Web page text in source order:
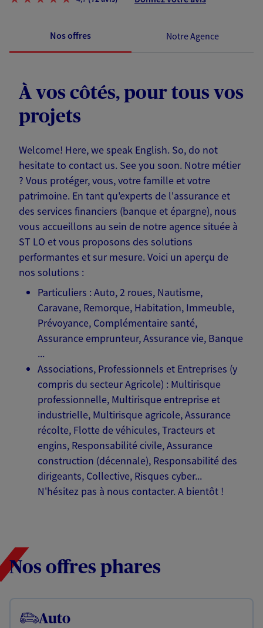
Nos offres Notre Agence
À vos côtés, pour tous vos
projets
Welcome! Here, we speak English. So, do not
hesitate to contact us. See you soon. Notre métier
? Vous protéger, vous, votre famille et votre
patrimoine. En tant qu'experts de l'assurance et
des services financiers (banque et épargne), nous
vous accueillons au sein de notre agence située à
ST LO et vous proposons des solutions
performantes et sur mesure. Voici un aperçu de
nos solutions :
Particuliers : Auto, 2 roues, Nautisme,
Caravane, Remorque, Habitation, Immeuble,
Prévoyance, Complémentaire santé,
Assurance emprunteur, Assurance vie, Banque
...
Associations, Professionnels et Entreprises (y
compris du secteur Agricole) : Multirisque
professionnelle, Multirisque entreprise et
industrielle, Multirisque agricole, Assurance
récolte, Flotte de véhicules, Tracteurs et
engins, Responsabilité civile, Assurance
construction (décennale), Responsabilité des
dirigeants, Collective, Risques cyber...
N'hésitez pas à nous contacter. A bientôt !
Nos offres phares
Auto